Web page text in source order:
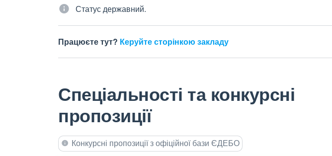
Статус державний.
Працюєте тут? Керуйте сторінкою закладу
Спеціальності та конкурсні
пропозиції
Конкурсні пропозиції з офіційної бази ЄДЕБО